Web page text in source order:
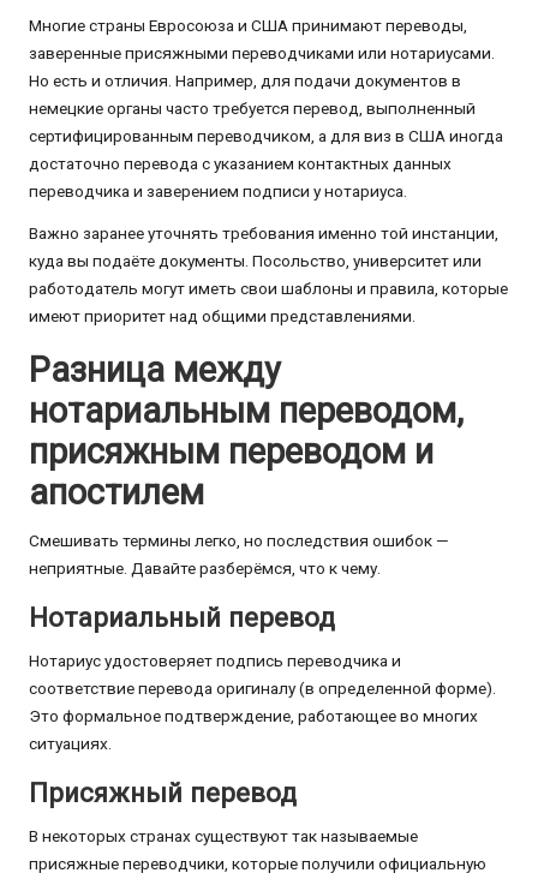
Многие страны Евросоюза и США принимают переводы,
заверенные присяжными переводчиками или нотариусами.
Но есть и отличия. Например, для подачи документов в
немецкие органы часто требуется перевод, выполненный
сертифицированным переводчиком, а для виз в США иногда
достаточно перевода с указанием контактных данных
переводчика и заверением подписи у нотариуса.
Важно заранее уточнять требования именно той инстанции,
куда вы подаёте документы. Посольство, университет или
работодатель могут иметь свои шаблоны и правила, которые
имеют приоритет над общими представлениями.
Разница между
нотариальным переводом,
присяжным переводом и
апостилем
Смешивать термины легко, но последствия ошибок —
неприятные. Давайте разберёмся, что к чему.
Нотариальный перевод
Нотариус удостоверяет подпись переводчика и
соответствие перевода оригиналу (в определенной форме).
Это формальное подтверждение, работающее во многих
ситуациях.
Присяжный перевод
В некоторых странах существуют так называемые
присяжные переводчики, которые получили официальную